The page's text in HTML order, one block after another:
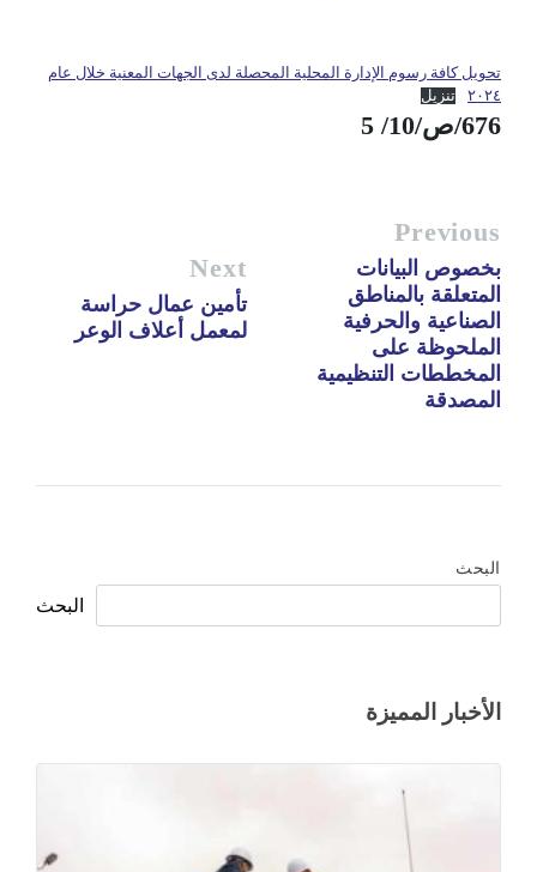
تحويل كافة رسوم الإدارة المحلية المحصلة لدى الجهات المعنية خلال عام
٢٠٢٤
تنزيل
676/ص/10/ 5
Previous
بخصوص البيانات
المتعلقة بالمناطق
الصناعية والحرفية
الملحوظة على
المخططات التنظيمية
المصدقة
Next
تأمين عمال حراسة
لمعمل أعلاف الوعر
البحث
البحث
الأخبار المميزة